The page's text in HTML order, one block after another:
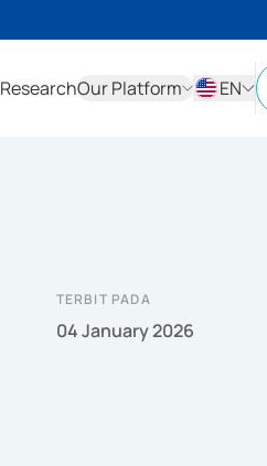
ResearchOur Platform
EN
TERBIT PADA
04 January 2026